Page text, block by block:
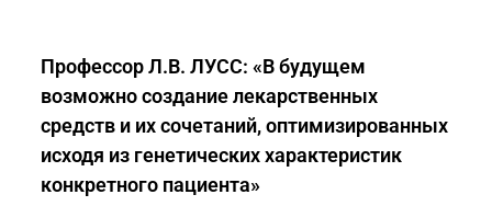
Профессор Л.В. ЛУСС: «В будущем
возможно создание лекарственных
средств и их сочетаний, оптимизированных
исходя из генетических характеристик
конкретного пациента»